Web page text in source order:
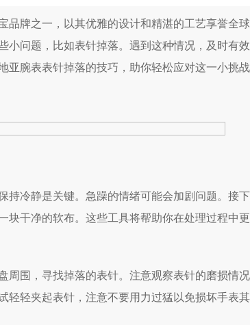
牌之一，以其优雅的设计和精湛的工艺享誉全
小问题，比如表针掉落。遇到这种情况，及时有
亚腕表表针掉落的技巧，助你轻松应对这一小挑战
冷静是关键。急躁的情绪可能会加剧问题。接下
块干净的软布。这些工具将帮助你在处理过程中更
围，寻找掉落的表针。注意观察表针的磨损情
轻轻夹起表针，注意不要用力过猛以免损坏手表其